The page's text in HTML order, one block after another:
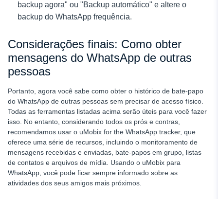
backup agora" ou "Backup automático" e altere o
backup do WhatsApp frequência.
Considerações finais: Como obter
mensagens do WhatsApp de outras
pessoas
Portanto, agora você sabe como obter o histórico de bate-papo
do WhatsApp de outras pessoas sem precisar de acesso físico.
Todas as ferramentas listadas acima serão úteis para você fazer
isso. No entanto, considerando todos os prós e contras,
recomendamos usar o uMobix for the WhatsApp tracker, que
oferece uma série de recursos, incluindo o monitoramento de
mensagens recebidas e enviadas, bate-papos em grupo, listas
de contatos e arquivos de mídia. Usando o uMobix para
WhatsApp, você pode ficar sempre informado sobre as
atividades dos seus amigos mais próximos.